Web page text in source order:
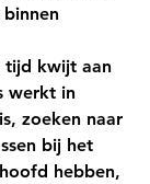
tijd kwijt aan
werkt in
zoeken naar
bij het
hebben,